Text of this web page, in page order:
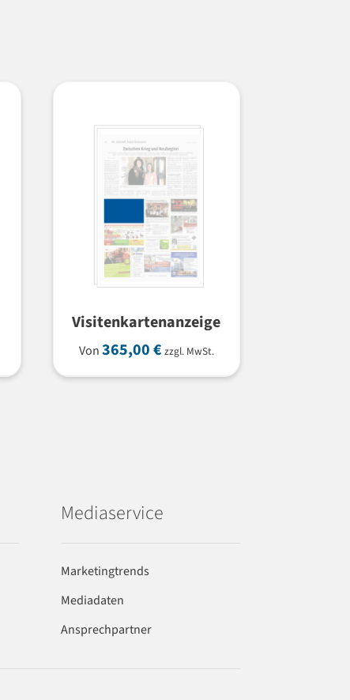
Visitenkartenanzeige
Von365,00€ zzgl. MwSt.
Mediaservice
Marketingtrends
Mediadaten
Ansprechpartner